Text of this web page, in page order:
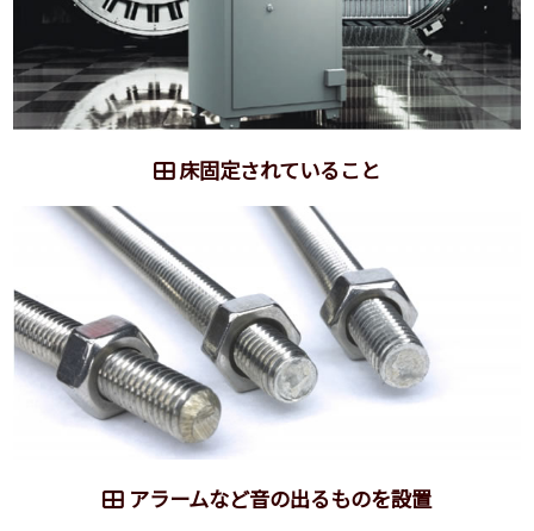
床固定されていること
アラームなど音の出るものを設置